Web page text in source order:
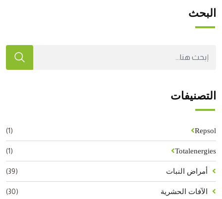
البحث
التصنيفات
Repsol
(1)
Totalenergies
(1)
أمراض النبات (39)
الآفات الحشرية (30)